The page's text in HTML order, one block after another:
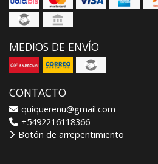
MEDIOS DE ENVÍO
CONTACTO
quiquerenu@gmail.com
+5492216118366
Botón de arrepentimiento